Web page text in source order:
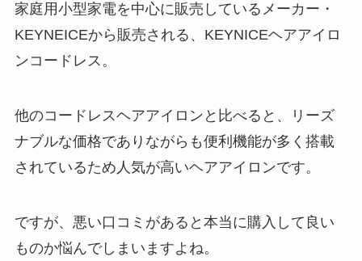
家庭用小型家電を中心に販売しているメーカー・
KEYNEICEから販売される、KEYNICEヘアアイロ
ンコードレス。
他のコードレスヘアアイロンと比べると、リーズ
ナブルな価格でありながらも便利機能が多く搭載
されているため人気が高いヘアアイロンです。
ですが、悪い口コミがあると本当に購入して良い
ものか悩んでしまいますよね。